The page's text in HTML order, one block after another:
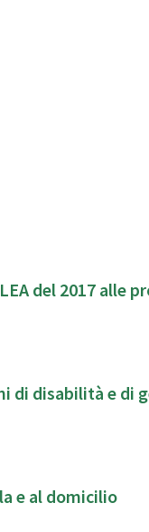
del 2017 alle
di disabilità e di
e al domicilio